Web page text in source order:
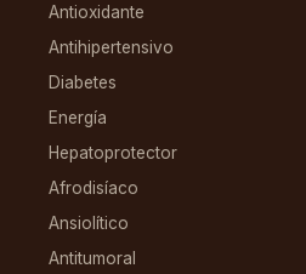
Antioxidante
Antihipertensivo
Diabetes
Energía
Hepatoprotector
Afrodisíaco
Ansiolítico
Antitumoral